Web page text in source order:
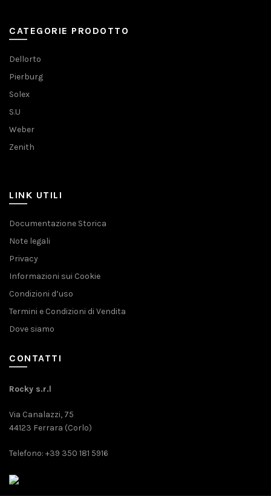
CATEGORIE PRODOTTO
Dellorto
Pierburg
Solex
S.U
Weber
Zenith
LINK UTILI
Documentazione Storica
Note legali
Privacy
Informazioni sui Cookie
Condizioni d’uso
Termini e Condizioni di Vendita
Dove siamo
CONTATTI
Rocky s.r.l
Via Canalazzi, 75
44123 Ferrara (Corlo)
Telefono: +39 350 181 5916